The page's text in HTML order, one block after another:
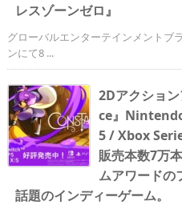
レスゾーンゼロ』
グローバルエンターテインメントブ
ンにて8 ...
2Dアクショ
ce』
5 / Xbox
販売本数7万
ムアワードの
話題のインディーゲーム。